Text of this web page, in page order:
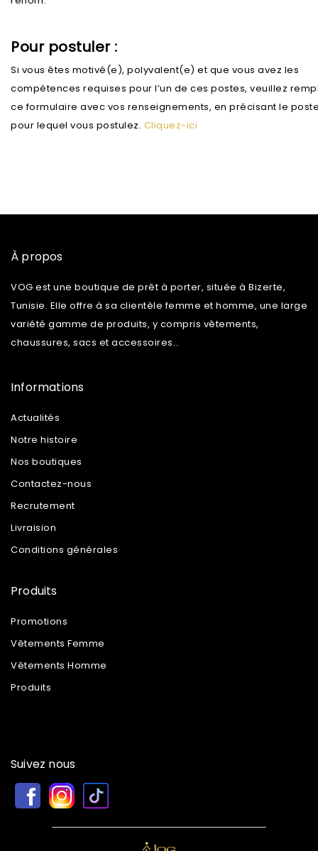
Pour postuler :
Si vous êtes motivé(e), polyvalent(e) et que vous avez les
compétences requises pour l’un de ces postes, veuillez
ce formulaire avec vos renseignements, en précisant le
pour lequel vous postulez. Cliquez-ici
À propos
VOG est une boutique de prêt à porter, située à Bizerte,
Tunisie. Elle offre à sa clientèle femme et homme, une large
variété gamme de produits, y compris vêtements,
chaussures, sacs et accessoires…
Informations
Actualités
Notre histoire
Nos boutiques
Contactez-nous
Recrutement
Livraision
Conditions générales
Produits
Promotions
Vêtements Femme
Vêtements Homme
Produits
Suivez nous